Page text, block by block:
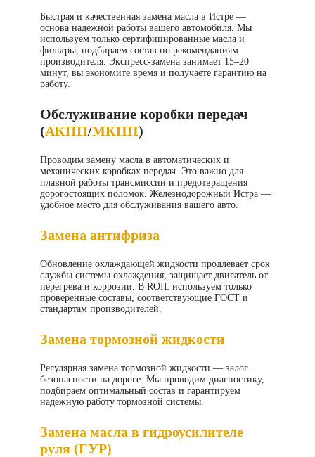
Быстрая и качественная замена масла в Истре —
основа надежной работы вашего автомобиля. Мы
используем только сертифицированные масла и
фильтры, подбираем состав по рекомендациям
производителя. Экспресс-замена занимает 15–20
минут, вы экономите время и получаете гарантию на
работу.
Обслуживание коробки передач
(АКПП/МКПП)
Проводим замену масла в автоматических и
механических коробках передач. Это важно для
плавной работы трансмиссии и предотвращения
дорогостоящих поломок. Железнодорожный Истра —
удобное место для обслуживания вашего авто.
Замена антифриза
Обновление охлаждающей жидкости продлевает срок
службы системы охлаждения, защищает двигатель от
перегрева и коррозии. В ROIL используем только
проверенные составы, соответствующие ГОСТ и
стандартам производителей.
Замена тормозной жидкости
Регулярная замена тормозной жидкости — залог
безопасности на дороге. Мы проводим диагностику,
подбираем оптимальный состав и гарантируем
надежную работу тормозной системы.
Замена масла в гидроусилителе
руля (ГУР)